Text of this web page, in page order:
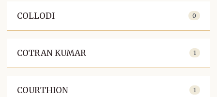
COLLODI 0
COTRAN KUMAR 1
COURTHION 1